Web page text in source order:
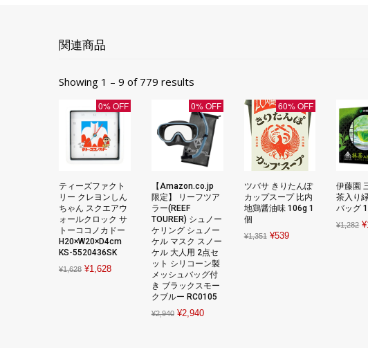
関連商品
Showing 1 – 9 of 779 results
0% OFF
ティーズファクト
リー クレヨンしん
ちゃん スクエアウ
ォールクロック サ
トーココノカドー
H20×W20×D4cm
KS-5520436SK
¥1,628 Original
¥1,628Current
0% OFF
【Amazon.co.jp
限定】 リーフツア
ラー(REEF
TOURER) シュノー
ケリング シュノー
ケル マスク スノー
ケル 大人用 2点セ
ット シリコーン製
メッシュバッグ付
き ブラックスモー
クブルー RC0105
¥2,940 Original
¥2,940Current
60% OFF
ツバサ きりたんぽ
カップスープ 比内
地鶏醤油味 106g 1
個
¥1,351 Original
¥539Current
伊藤園
茶入り
バッグ
¥1,282 ¥